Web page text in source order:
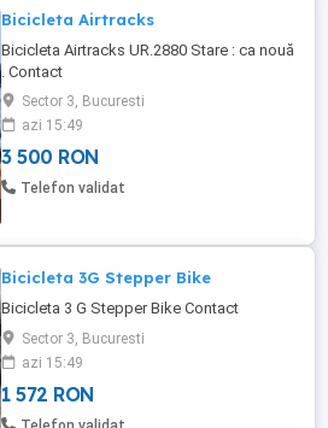
Bicicleta Airtracks
Bicicleta Airtracks UR.2880 Stare : ca nouă
. Contact
Sector 3, Bucuresti
azi 15:49
3 500 RON
Telefon validat
Bicicleta 3G Stepper Bike
Bicicleta 3 G Stepper Bike Contact
Sector 3, Bucuresti
azi 15:49
1 572 RON